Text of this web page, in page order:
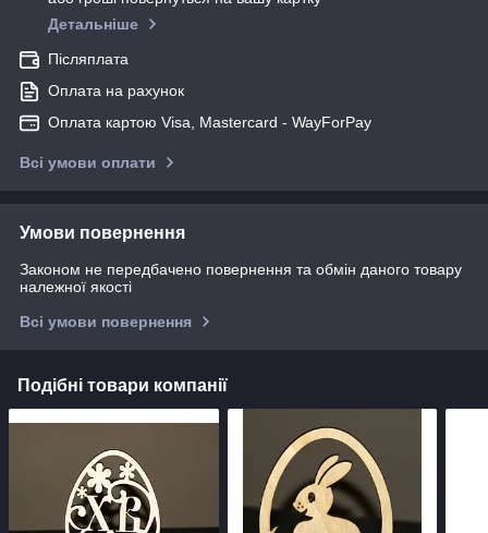
Детальніше
Післяплата
Оплата на рахунок
Оплата картою Visa, Mastercard - WayForPay
Всі умови оплати
Умови повернення
Законом не передбачено повернення та обмін даного товару
належної якості
Всі умови повернення
Подібні товари компанії